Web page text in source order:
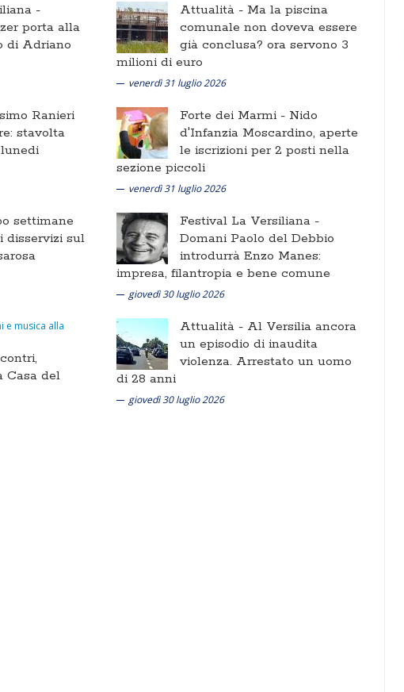
-
porta alla
di Adriano
Attualità - Ma la piscina
comunale non doveva essere
già conclusa? ora servono 3
milioni di euro
venerdì 31 luglio 2026
Ranieri
stavolta
Forte dei Marmi - Nido
d'Infanzia Moscardino, aperte
le iscrizioni per 2 posti nella
sezione piccoli
venerdì 31 luglio 2026
settimane
disservizi sul
Festival La Versiliana -
Domani Paolo del Debbio
introdurrà Enzo Manes:
impresa, filantropia e bene comune
giovedì 30 luglio 2026
Casa del
Attualità - Al Versilia ancora
un episodio di inaudita
violenza. Arrestato un uomo
di 28 anni
giovedì 30 luglio 2026